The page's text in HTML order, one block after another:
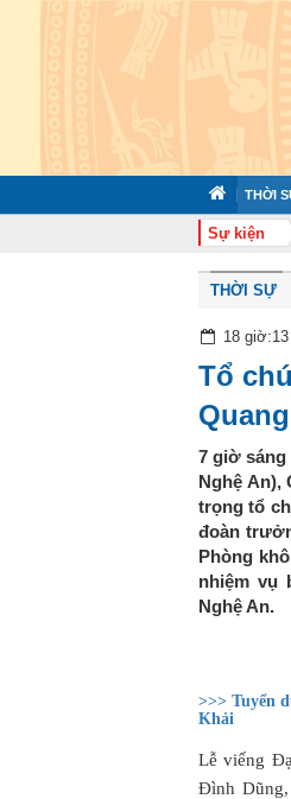
THỜI
Sự kiện
Trung đoàn
THỜI SỰ
18
Tổ
7 giờ sáng
Nghệ An),
trọng tổ
đoàn
Phòng
nhiệm vụ
Nghệ An.
>>> Tuyển
Khải
Lễ viếng
Đình